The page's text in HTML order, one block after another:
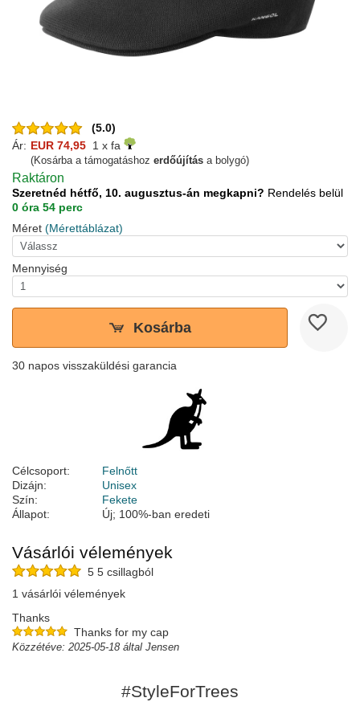
(5.0)
Ár: EUR 74,95 1 x fa
(Kosárba a támogatáshoz erdőújítás a bolygó)
Raktáron
Szeretnéd hétfő, 10. augusztus-án megkapni? Rendelés belül
0 óra 54 perc
Méret (Mérettáblázat)
Mennyiség
Kosárba
30 napos visszaküldési garancia
Célcsoport:
Felnőtt
Dizájn:
Unisex
Szín:
Fekete
Állapot:
Új; 100%-ban eredeti
Vásárlói vélemények
5 5 csillagból
1 vásárlói vélemények
Thanks
Thanks for my cap
Közzétéve: 2025-05-18 által Jensen
#StyleForTrees